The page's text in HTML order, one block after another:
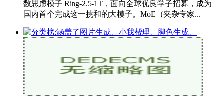
数思虑模子 Ring-2.5-1T，面向全球优良学子招募，成为
国内首个完成这一挑和的大模子。MoE（夹杂专家...